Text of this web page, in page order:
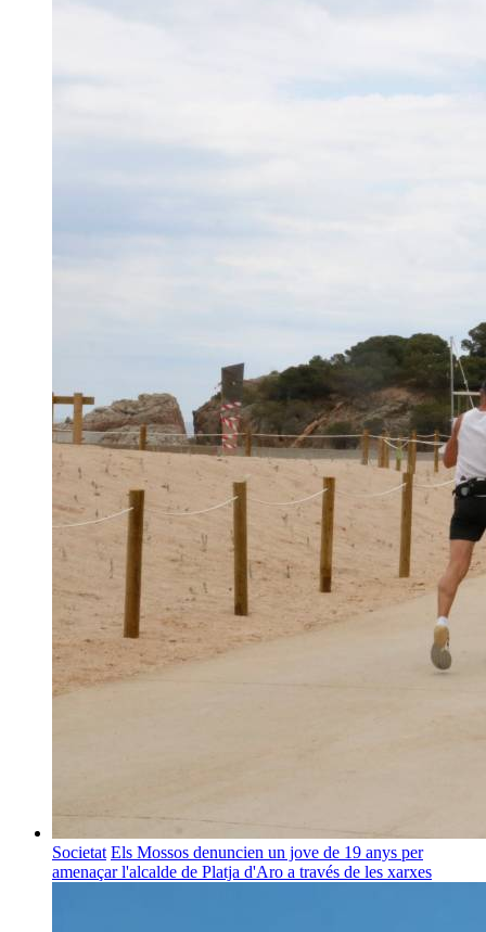
Societat Els Mossos denuncien un jove de 19 anys per
amenaçar l'alcalde de Platja d'Aro a través de les xarxes